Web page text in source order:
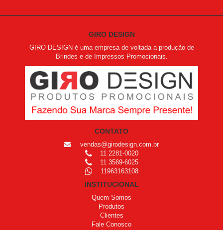
GIRO DESIGN
GIRO DESIGN é uma empresa de voltada a produção de
Brindes e de Impressos Promocionais.
CONTATO
vendas@girodesign.com.br
11 2281-0020
11 3569-6025
11963163108
INSTITUCIONAL
Quem Somos
Produtos
Clientes
Fale Conosco